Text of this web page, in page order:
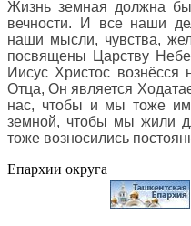
Жизнь земная должна
вечности. И все наши
наши мысли, чувства,
посвящены Царству
Иисус Христос
Отца, Он является
нас, чтобы и мы тоже
земной, чтобы мы жили
тоже возносились
Епархии округа